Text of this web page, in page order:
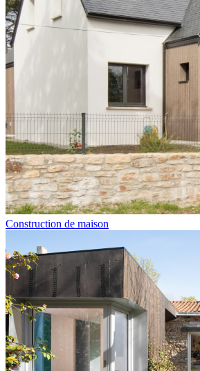
Construction de maison